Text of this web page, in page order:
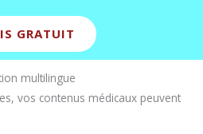
GRATUIT
multilingue
vos contenus médicaux peuvent